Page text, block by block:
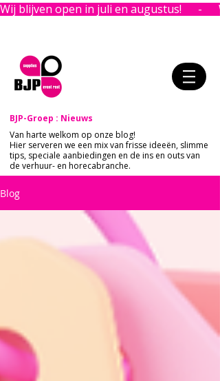
Wij blijven open in juli en augustus!      -
BJP-Groep : Nieuws
Van harte welkom op onze blog!
Hier serveren we een mix van frisse ideeën, slimme
tips, speciale aanbiedingen en de ins en outs van
de verhuur- en horecabranche.
Blog